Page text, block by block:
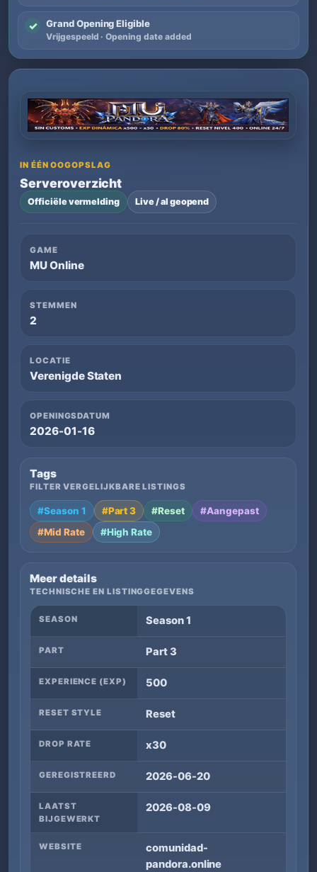
✓ Grand Opening Eligible
Vrijgespeeld · Opening date added
IN ÉÉN OOGOPSLAG
Serveroverzicht
Officiële vermelding Live / al geopend
GAME
MU Online
STEMMEN
2
LOCATIE
Verenigde Staten
OPENINGSDATUM
2026-01-16
Tags
FILTER VERGELIJKBARE LISTINGS
#Season 1 #Part 3 #Reset
#Aangepast
#Mid Rate
#High Rate
Meer details
TECHNISCHE EN LISTINGGEGEVENS
SEASON Season 1
PART Part 3
EXPERIENCE (EXP) 500
RESET STYLE Reset
DROP RATE x30
GEREGISTREERD 2026-06-20
LAATST
BIJGEWERKT
2026-08-09
WEBSITE
comunidad-
pandora.online